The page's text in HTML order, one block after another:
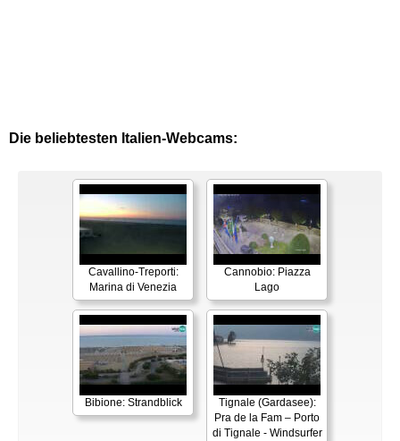
Die beliebtesten Italien-Webcams:
Cavallino-Treporti:
Marina di Venezia
Cannobio: Piazza
Lago
Bibione: Strandblick
Tignale (Gardasee):
Pra de la Fam – Porto
di Tignale - Windsurfer